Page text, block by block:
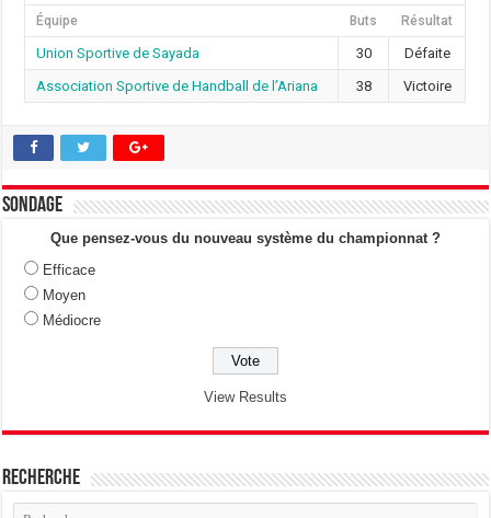
Équipe Buts Résultat
Union Sportive de Sayada 30
Défaite
Association Sportive de Handball de l’Ariana
38 Victoire
Sondage
Que pensez-vous du nouveau système du championnat ?
Efficace
Moyen
Médiocre
View Results
Recherche